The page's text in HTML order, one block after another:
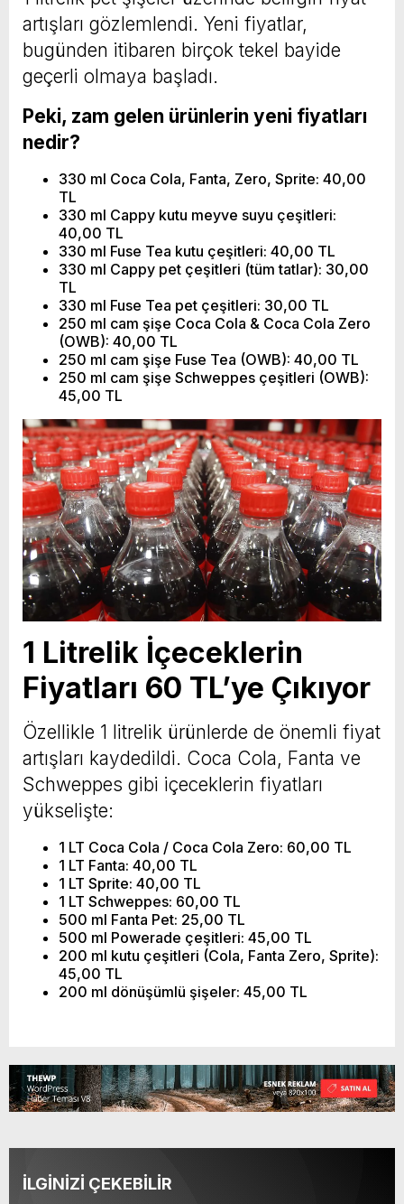
artışları gözlemlendi. Yeni fiyatlar,
bugünden itibaren birçok tekel bayide
geçerli olmaya başladı.
Peki, zam gelen ürünlerin yeni fiyatları
nedir?
330 ml Coca Cola, Fanta, Zero, Sprite: 40,00
TL
330 ml Cappy kutu meyve suyu çeşitleri:
40,00 TL
330 ml Fuse Tea kutu çeşitleri: 40,00 TL
330 ml Cappy pet çeşitleri (tüm tatlar): 30,00
TL
330 ml Fuse Tea pet çeşitleri: 30,00 TL
250 ml cam şişe Coca Cola & Coca Cola Zero
(OWB): 40,00 TL
250 ml cam şişe Fuse Tea (OWB): 40,00 TL
250 ml cam şişe Schweppes çeşitleri (OWB):
45,00 TL
1 Litrelik İçeceklerin
Fiyatları 60 TL’ye Çıkıyor
Özellikle 1 litrelik ürünlerde de önemli fiyat
artışları kaydedildi. Coca Cola, Fanta ve
Schweppes gibi içeceklerin fiyatları
yükselişte:
1 LT Coca Cola / Coca Cola Zero: 60,00 TL
1 LT Fanta: 40,00 TL
1 LT Sprite: 40,00 TL
1 LT Schweppes: 60,00 TL
500 ml Fanta Pet: 25,00 TL
500 ml Powerade çeşitleri: 45,00 TL
200 ml kutu çeşitleri (Cola, Fanta Zero, Sprite):
45,00 TL
200 ml dönüşümlü şişeler: 45,00 TL
İLGİNİZİ ÇEKEBİLİR